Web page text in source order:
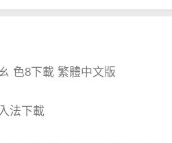
色8下載 繁體中文版
法下載